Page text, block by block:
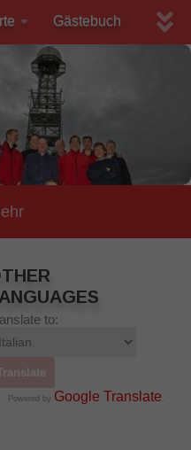
Gästebuch
to:
Powered by Google Translate .